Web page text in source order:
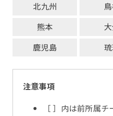
北九州
熊本
鹿児島
注意事項
［ ］内は前所属